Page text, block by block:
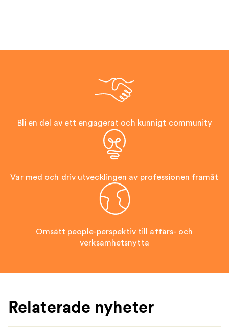
Bli en del av ett engagerat och kunnigt community
Var med och driv utvecklingen av professionen framåt
Omsätt people-perspektiv till affärs- och
verksamhetsnytta
Relaterade nyheter